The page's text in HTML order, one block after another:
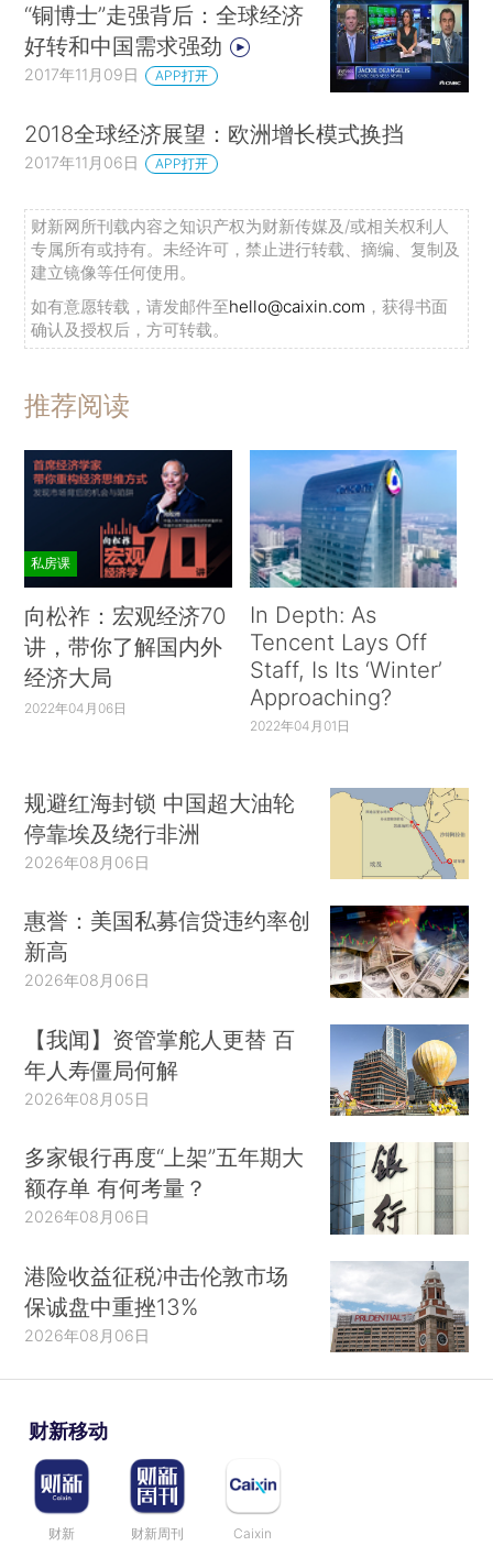
“铜博士”走强背后：全球经济
好转和中国需求强劲
2017年11月09日 APP打开
2018全球经济展望：欧洲增长模式换挡
2017年11月06日 APP打开
财新网所刊载内容之知识产权为财新传媒及/或相关权利人
专属所有或持有。未经许可，禁止进行转载、摘编、复制及
建立镜像等任何使用。
如有意愿转载，请发邮件至hello@caixin.com ，获得书面
确认及授权后，方可转载。
推荐阅读
私房课
向松祚：宏观经济70
讲，带你了解国内外
经济大局
2022年04月06日
In Depth: As
Tencent Lays Off
Staff, Is Its ‘Winter’
Approaching?
2022年04月01日
规避红海封锁 中国超大油轮
停靠埃及绕行非洲
2026年08月06日
惠誉：美国私募信贷违约率创
新高
2026年08月06日
【我闻】资管掌舵人更替 百
年人寿僵局何解
2026年08月05日
多家银行再度“上架”五年期大
额存单 有何考量？
2026年08月06日
港险收益征税冲击伦敦市场
保诚盘中重挫13%
2026年08月06日
财新移动
财新 财新周刊 Caixin